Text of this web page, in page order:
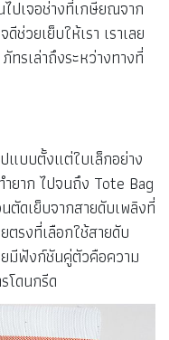
ไปเจอช่างที่เกษียณจาก
ช่วยเย็บให้เรา เราเลย
รเล่าถึงระหว่างทางที่
แบบตั้งแต่ใบเล็กอย่าง
ำยาก ไปจนถึง Tote Bag
ตัดเย็บจากสายดับเพลิงที่
ตรงที่เลือกใช้สายดับ
มีฟังก์ชันคู่ตัวคือความ
โดนกรีด